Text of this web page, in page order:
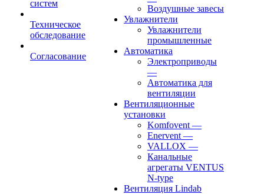
систем
Техническое
обследование
Согласование
Воздушные завесы
Увлажнители
Увлажнители
промышленные
Автоматика
Электроприводы
—
Автоматика для
вентиляции
Вентиляционные
установки
Komfovent —
Enervent —
VALLOX —
Канальные
агрегаты VENTUS
N-type
Вентиляция Lindab